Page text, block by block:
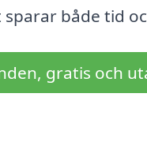
både tid
gratis och